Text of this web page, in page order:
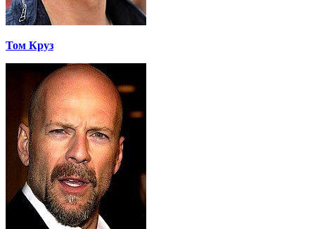
Том Круз